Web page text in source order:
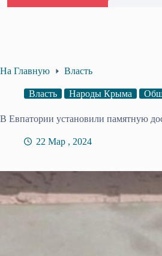
На Главную Власть
Власть Народы Крыма
В Евпатории установили памятную
22 Мар , 2024